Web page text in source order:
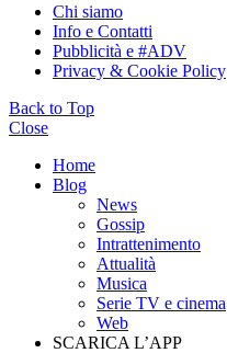
Chi siamo
Info e Contatti
Pubblicità e #ADV
Privacy & Cookie Policy
Back to Top
Close
Home
Blog
News
Gossip
Intrattenimento
Attualità
Musica
Serie TV e cinema
Web
SCARICA L’APP